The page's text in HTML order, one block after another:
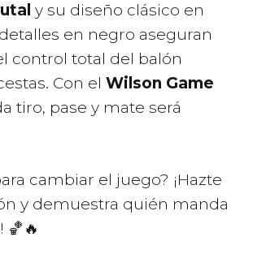
y su diseño clásico en
en negro aseguran
control total del balón
Con el Wilson Game
tiro, pase y mate será
cambiar el juego? ¡Hazte
y demuestra quién manda
🏀🔥